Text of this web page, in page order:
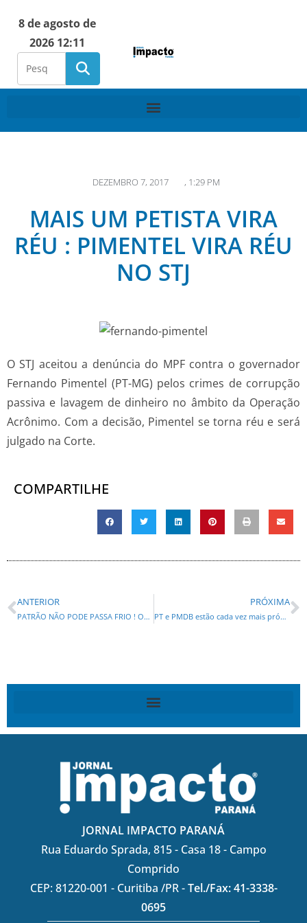
8 de agosto de
2026 12:11
DEZEMBRO 7, 2017 , 1:29 PM
MAIS UM PETISTA VIRA
RÉU : PIMENTEL VIRA RÉU
NO STJ
O STJ aceitou a denúncia do MPF contra o governador
Fernando Pimentel (PT-MG) pelos crimes de corrupção
passiva e lavagem de dinheiro no âmbito da Operação
Acrônimo. Com a decisão, Pimentel se torna réu e será
julgado na Corte.
COMPARTILHE
ANTERIOR
PATRÃO NÃO PODE PASSA FRIO ! Odebrecht doou cobertores e dinheiro a presídios de Curitiba enquanto Marcelo ficou detido
PRÓXIMA
PT e PMDB estão cada vez mais próximos em cinco estados
JORNAL IMPACTO PARANÁ
Rua Eduardo Sprada, 815 - Casa 18 - Campo
Comprido
CEP: 81220-001 - Curitiba /PR -Tel./Fax: 41-3338-
0695